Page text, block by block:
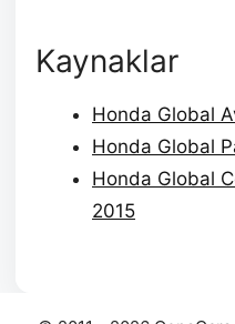
Kaynaklar
Honda Global
Honda Global
Honda Global
2015